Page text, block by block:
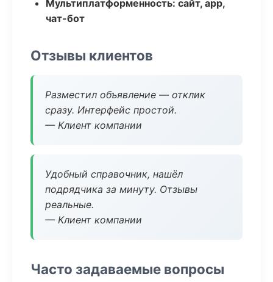
Мультиплатформенность: сайт, app,
чат-бот
Отзывы клиентов
Разместил объявление — отклик
сразу. Интерфейс простой.
— Клиент компании
Удобный справочник, нашёл
подрядчика за минуту. Отзывы
реальные.
— Клиент компании
Часто задаваемые вопросы